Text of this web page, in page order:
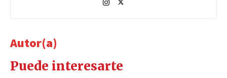
Autor(a)
Puede interesarte